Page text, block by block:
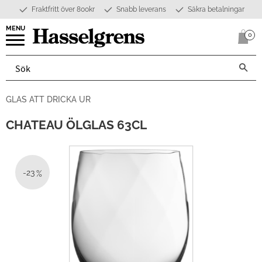
Meny
Fraktfritt över 800kr Snabb leverans Säkra betalningar
0
GLAS ATT DRICKA UR
CHATEAU ÖLGLAS 63CL
23%